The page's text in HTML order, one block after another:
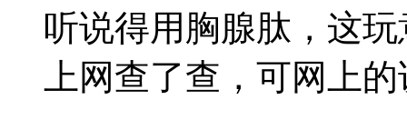
听说得用胸腺肽，这
上网查了查，可网上